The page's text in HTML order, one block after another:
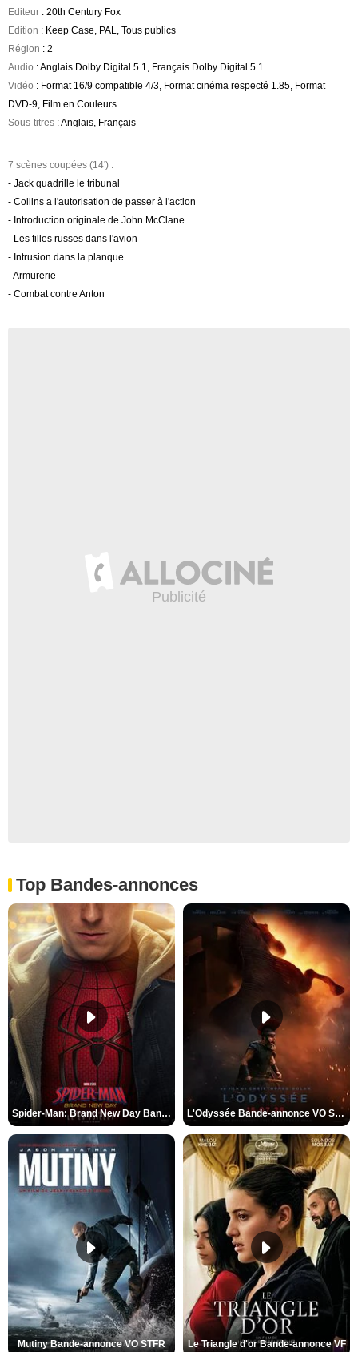
Editeur : 20th Century Fox
Edition : Keep Case, PAL, Tous publics
Région : 2
Audio : Anglais Dolby Digital 5.1, Français Dolby Digital 5.1
Vidéo : Format 16/9 compatible 4/3, Format cinéma respecté 1.85, Format
DVD-9, Film en Couleurs
Sous-titres : Anglais, Français
7 scènes coupées (14') :
- Jack quadrille le tribunal
- Collins a l'autorisation de passer à l'action
- Introduction originale de John McClane
- Les filles russes dans l'avion
- Intrusion dans la planque
- Armurerie
- Combat contre Anton
Top Bandes-annonces
Spider-Man: Brand New Day Bande-annonce VO STFR L'Odyssée Bande-annonce VO STFR
Mutiny Bande-annonce VO STFR Le Triangle d'or Bande-annonce VF